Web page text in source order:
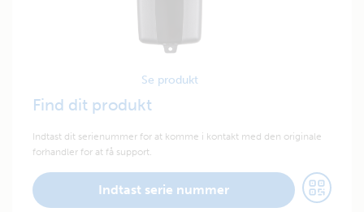
Se produkt
Find dit produkt
Indtast dit serienummer for at komme i kontakt med den originale
forhandler for at få support.
Indtast serie nummer